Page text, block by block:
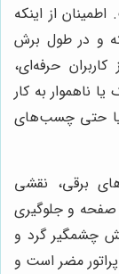
از اینکه
و در طول برش
حرفه‌ای،
ناهموار به کار
یا حتی چسب‌های
برقی، نقشی
صفحه و جلوگیری
چشمگیر گرد و
مضر است و